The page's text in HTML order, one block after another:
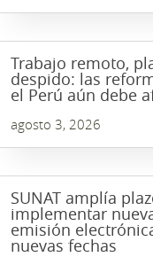
Trabajo remoto,
despido: las
el Perú aún debe
agosto 3, 2026
SUNAT amplía
implementar
emisión
nuevas fechas